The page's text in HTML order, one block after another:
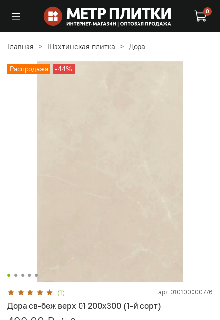
0
Главная Шахтинская плитка Дора
Распродажа -44%
(1) арт. 010100000776
Дора св-беж верх 01 200х300 (1-й сорт)